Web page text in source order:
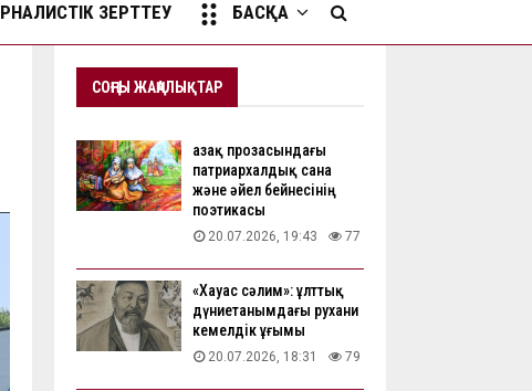
ЗЕРТТЕУ БАСҚА
СОҢҒЫ ЖАҢАЛЫҚТАР
Қазақ прозасындағы
патриархалдық сана
және әйел бейнесінің
поэтикасы
20.07.2026, 19:43 77
«Хауас сәлим»: ұлттық
дүниетанымдағы рухани
кемелдік ұғымы
20.07.2026, 18:31 79